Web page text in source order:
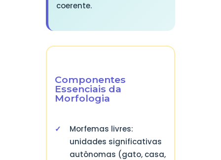
coerente.
Componentes
Essenciais da
Morfologia
Morfemas livres:
unidades significativas
autônomas (gato, casa,